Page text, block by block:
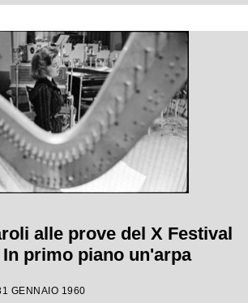
alle prove del X Festival
primo piano un'arpa
GENNAIO 1960